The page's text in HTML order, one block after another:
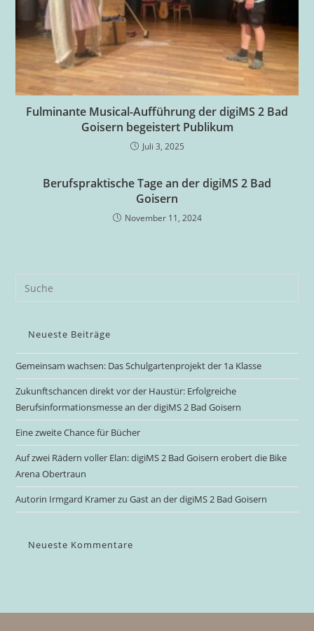
Fulminante Musical-Aufführung der digiMS 2 Bad
Goisern begeistert Publikum
Juli 3, 2025
Berufspraktische Tage an der digiMS 2 Bad
Goisern
November 11, 2024
Neueste Beiträge
Gemeinsam wachsen: Das Schulgartenprojekt der 1a Klasse
Zukunftschancen direkt vor der Haustür: Erfolgreiche
Berufsinformationsmesse an der digiMS 2 Bad Goisern
Eine zweite Chance für Bücher
Auf zwei Rädern voller Elan: digiMS 2 Bad Goisern erobert die Bike
Arena Obertraun
Autorin Irmgard Kramer zu Gast an der digiMS 2 Bad Goisern
Neueste Kommentare